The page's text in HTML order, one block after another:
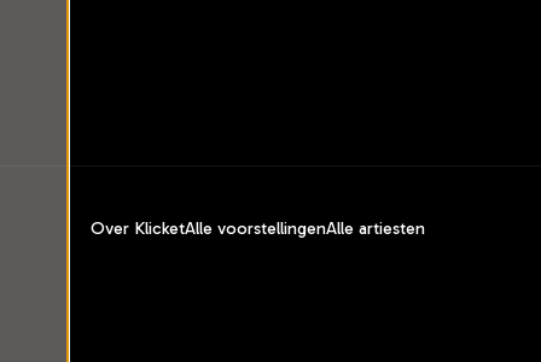
Over KlicketAlle voorstellingenAlle artiesten